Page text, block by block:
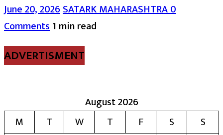
June 20, 2026SATARK MAHARASHTRA0
Comments1 min read
ADVERTISMENT
August 2026
M
T W T F S
S